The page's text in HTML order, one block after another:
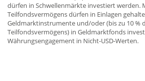
dürfen in Schwellenmärkte investiert werden.
Teilfondsvermögens dürfen in Einlagen
Geldmarktinstrumente und/oder (bis zu 10 %
Teilfondsvermögens) in Geldmarktfonds
Währungsengagement in Nicht-USD-Werten.